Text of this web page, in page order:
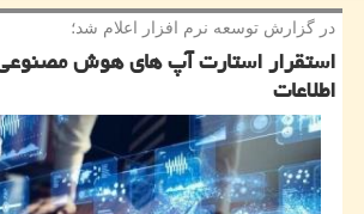
در گزارش توسعه نرم افزار اعلام شد؛
استقرار استارت آپ های هوش
اطلاعات